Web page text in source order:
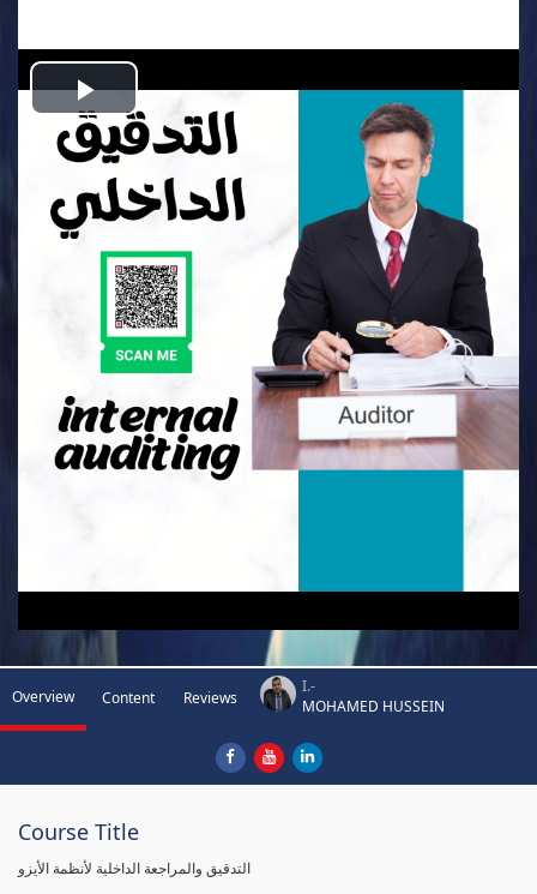
Play
Video
Overview Content Reviews
I.-
MOHAMED HUSSEIN
Course Title
التدقيق والمراجعة الداخلية لأنظمة الأيزو